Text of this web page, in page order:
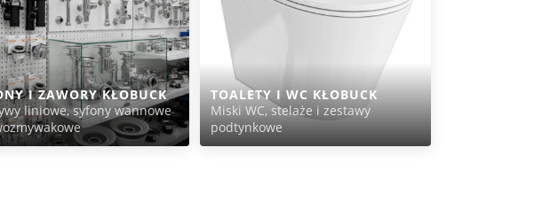
I ZAWORY KŁOBUCK
liniowe, syfony wannowe
TOALETY I WC KŁOBUCK
Miski WC, stelaże i zestawy
podtynkowe